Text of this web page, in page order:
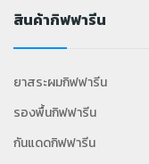
สินค้ากิฟฟารีน
ยาสระผมกิฟฟารีน
รองพื้นกิฟฟารีน
กันแดดกิฟฟารีน